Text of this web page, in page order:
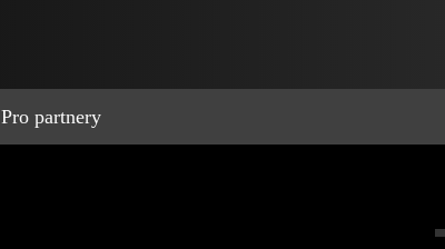
Pro partnery